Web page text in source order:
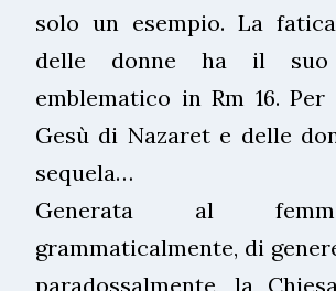
solo un esempio. La
delle donne ha il suo
emblematico in Rm 16.
Gesù di Nazaret e delle
sequela…
Generata al
grammaticalmente, di
paradossalmente, la